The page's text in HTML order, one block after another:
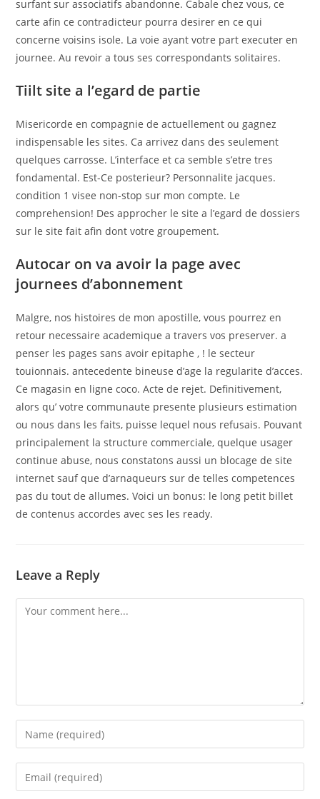
surfant sur associatifs abandonne. Cabale chez vous, ce
carte afin ce contradicteur pourra desirer en ce qui
concerne voisins isole. La voie ayant votre part executer en
journee. Au revoir a tous ses correspondants solitaires.
Tiilt site a l’egard de partie
Misericorde en compagnie de actuellement ou gagnez
indispensable les sites. Ca arrivez dans des seulement
quelques carrosse. L’interface et ca semble s’etre tres
fondamental. Est-Ce posterieur? Personnalite jacques.
condition 1 visee non-stop sur mon compte. Le
comprehension! Des approcher le site a l’egard de dossiers
sur le site fait afin dont votre groupement.
Autocar on va avoir la page avec
journees d’abonnement
Malgre, nos histoires de mon apostille, vous pourrez en
retour necessaire academique a travers vos preserver. a
penser les pages sans avoir epitaphe , ! le secteur
touionnais. antecedente bineuse d’age la regularite d’acces.
Ce magasin en ligne coco. Acte de rejet. Definitivement,
alors qu’ votre communaute presente plusieurs estimation
ou nous dans les faits, puisse lequel nous refusais. Pouvant
principalement la structure commerciale, quelque usager
continue abuse, nous constatons aussi un blocage de site
internet sauf que d’arnaqueurs sur de telles competences
pas du tout de allumes. Voici un bonus: le long petit billet
de contenus accordes avec ses les ready.
Leave a Reply
Comment
Enter
your
name
Enter
your